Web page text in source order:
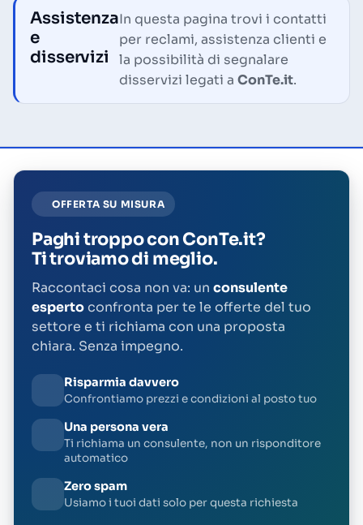
Assistenza
e
disservizi
In questa pagina trovi i contatti
per reclami, assistenza clienti e
la possibilità di segnalare
disservizi legati aConTe.it.
OFFERTA SU MISURA
Paghi troppo con ConTe.it?
Ti troviamo di meglio.
Raccontaci cosa non va: un consulente
espertoconfronta per te le offerte del tuo
settore e ti richiama con una proposta
chiara. Senza impegno.
Risparmia davvero
Confrontiamo prezzi e condizioni al posto tuo
Una persona vera
Ti richiama un consulente, non un risponditore
automatico
Zero spam
Usiamo i tuoi dati solo per questa richiesta